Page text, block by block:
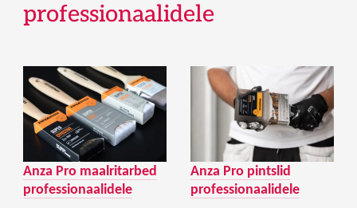
professionaalidele
Anza Pro maalritarbed
professionaalidele
Anza Pro pintslid
professionaalidele